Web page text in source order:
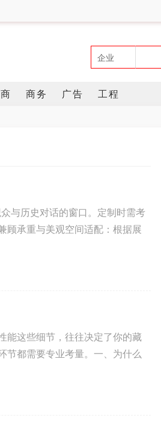
商务 广告 工程
与历史对话的窗口。定制时需考
顾承重与美观空间适配：根据展
这些细节，往往决定了你的藏
节都需要专业考量。一、为什么